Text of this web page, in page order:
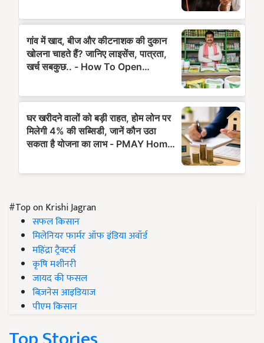
#Top on Krishi Jagran
सफल किसान
मिलेनियर फार्मर ऑफ इंडिया अवॉर्ड
महिंद्रा ट्रैक्टर्स
कृषि मशीनरी
जायद की फसल
बिज़नेस आइडियाज
पीएम किसान